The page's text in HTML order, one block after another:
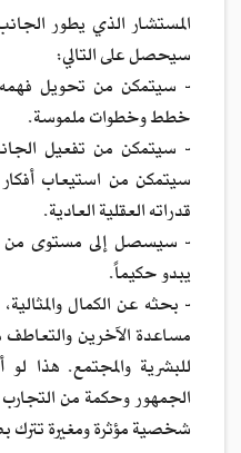
المستشار الذي يطور
سيحصل على التالي:
- سيتمكن من تحويل فهمه
خطط وخطوات ملموسة.
- سيتمكن من تفعيل
سيتمكن من استيعاب
قدراته العقلية العادية.
- سيسصل إلى مستوى من
يبدو حكيماً.
- بحثه عن الكمال
مساعدة الآخرين
للبشرية والمجتمع. هذا
الجمهور وحكمة من
شخصية مؤثرة ومغيرة تترك